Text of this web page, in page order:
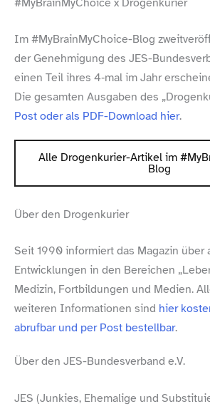
Im #MyBrainMyChoice-​Blog
der Genehmigung des JES-​
einen Teil ihres 4‑mal im Jahr
Die gesamten Ausgaben des
Post oder als PDF-​Download hier.
Alle Drogenkurier-​Artikel im
Blog
Über den Drogenkurier
Seit 1990 informiert das Magazin über
Entwicklungen in den Bereichen
Medizin, Fortbildungen und Medien.
weiteren Informationen sind hier
abrufbar und per Post bestellbar.
Über den JES-​Bundesverband e.V.
JES (Junkies, Ehemalige und